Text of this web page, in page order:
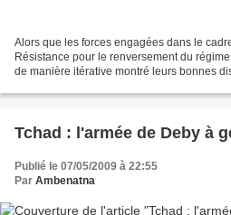
Alors que les forces engagées dans le
Résistance pour le renversement du
de manière itérative montré leurs bonnes
Tchad : l'armée de Deby à
Publié le 07/05/2009 à 22:55
Par Ambenatna